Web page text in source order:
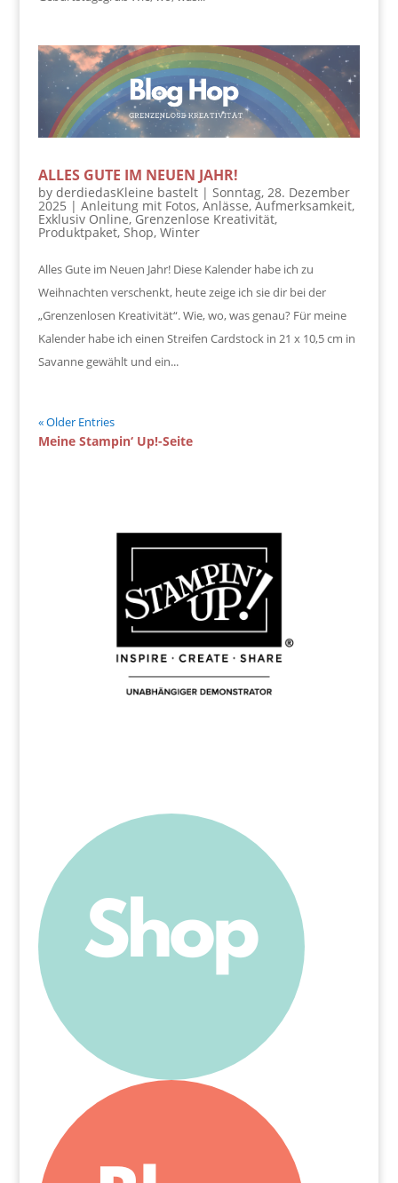
ALLES GUTE IM NEUEN JAHR!
by derdiedasKleine bastelt| Sonntag, 28. Dezember
2025 | Anleitung mit Fotos, Anlässe, Aufmerksamkeit,
Exklusiv Online,Grenzenlose Kreativität,
Produktpaket, Shop, Winter
Alles Gute im Neuen Jahr! Diese Kalender habe ich zu
Weihnachten verschenkt, heute zeige ich sie dir bei der
„Grenzenlosen Kreativität“. Wie, wo, was genau? Für meine
Kalender habe ich einen Streifen Cardstock in 21 x 10,5 cm in
Savanne gewählt und ein...
« Older Entries
Meine Stampin‘ Up!-Seite